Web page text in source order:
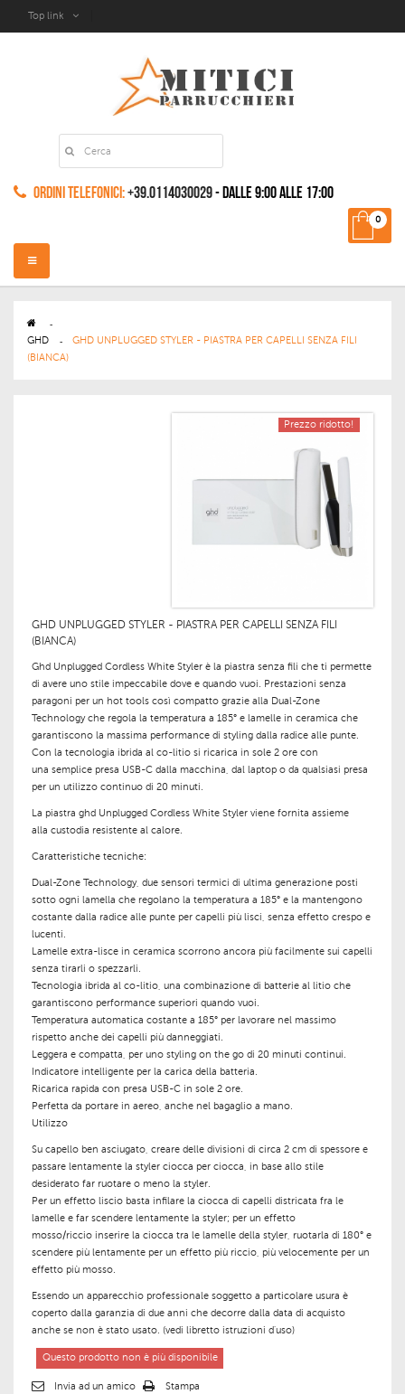
Top link
Ordini Telefonici:+39.0114030029- dalle 9:00 alle 17:00
0
Navigazione
Toggle
>
GHD
>
GHD UNPLUGGED STYLER - PIASTRA PER CAPELLI SENZA FILI
(BIANCA)
Prezzo ridotto!
GHD UNPLUGGED STYLER - PIASTRA PER CAPELLI SENZA FILI
(BIANCA)
Ghd Unplugged Cordless White Styler è la piastra senza fili che ti permette
di avere uno stile impeccabile dove e quando vuoi. Prestazioni senza
paragoni per un hot tools così compatto grazie alla Dual-Zone
Technologyche regola la temperatura a 185° e lamelle in ceramica che
garantiscono la massima performance di styling dalla radice alle punte.
Con la tecnologia ibrida al co-litio si ricarica in sole 2 ore con
una semplice presa USB-C dalla macchina, dal laptop o da qualsiasi presa
per un utilizzo continuo di 20 minuti.
La piastra ghd Unplugged Cordless White Styler viene fornita assieme
alla custodia resistente al calore.
Caratteristiche tecniche:
Dual-Zone Technology, due sensori termici di ultima generazione posti
sotto ogni lamella che regolano la temperatura a 185° e la mantengono
costante dalla radice alle punte per capelli più lisci, senza effetto crespo e
lucenti.
Lamelle extra-lisce in ceramica scorrono ancora più facilmente sui capelli
senza tirarli o spezzarli.
Tecnologia ibrida al co-litio , una combinazione di batterie al litio che
garantiscono performance superiori quando vuoi.
Temperatura automatica costante a 185° per lavorare nel massimo
rispetto anche dei capelli più danneggiati.
Leggera e compatta , per uno styling on the go di 20 minuti continui.
Indicatore intelligente per la carica della batteria.
Ricarica rapida con presa USB-C in sole 2 ore.
Perfetta da portare in aereo , anche nel bagaglio a mano.
Utilizzo
Su capello ben asciugato , creare delle divisioni di circa 2 cm di spessore e
passare lentamente la styler ciocca per ciocca, in base allo stile
desiderato far ruotare o meno la styler.
Per un effetto liscio basta infilare la ciocca di capelli districata fra le
lamelle e far scendere lentamente la styler; per un effetto
mosso/riccio inserire la ciocca tra le lamelle della styler, ruotarla di 180° e
scendere più lentamente per un effetto più riccio , più velocemente per un
effetto più mosso.
Essendo un apparecchio professionale soggetto a particolare usura è
coperto dalla garanzia di due anni che decorre dalla data di acquisto
anche se non è stato usato. (vedi libretto istruzioni d'uso)
Questo prodotto non è più disponibile
Invia ad un amico Stampa